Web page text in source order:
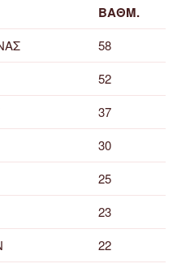
ΒΑΘΜ.
58
52
37
30
25
23
22